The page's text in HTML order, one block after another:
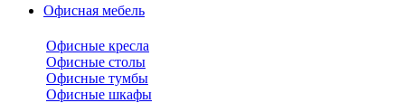
Офисная мебель
Офисные кресла
Офисные столы
Офисные тумбы
Офисные шкафы